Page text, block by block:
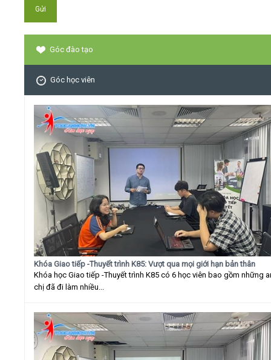
Góc đào tạo
Góc học viên
Khóa Giao tiếp -Thuyết trình K85: Vượt qua mọi giới hạn bản thân
Khóa học Giao tiếp -Thuyết trình K85 có 6 học viên bao gồm những
chị đã đi làm nhiều...